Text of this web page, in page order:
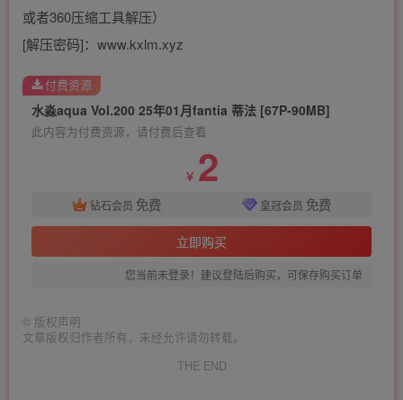
或者360压缩工具解压）
[解压密码]：www.kxlm.xyz
水淼aqua Vol.200 25年01月fantia 蒂法 [67P-90MB]
此内容为付费资源，请付费后查看
￥ 2
钻石会员 免费 皇冠会员 免费
立即购买
您当前未登录！建议登陆后购买，可保存购买订单
付费资源
© 版权声明
文章版权归作者所有，未经允许请勿转载。
THE END